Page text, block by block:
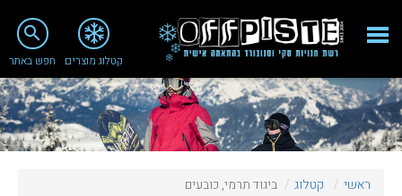
close
Fashion 2018
מי אנחנו
קטלוג מוצרים
search
חפש באתר
ראשי קטלוג ביגוד תרמי, כובעים